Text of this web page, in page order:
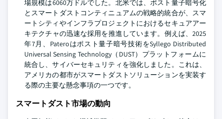
場規模は6060万ドルでした。北米では、ポスト量子暗号化
とスマートダストコンティニュアムの戦略的統合が、スマ
ートシティやインフラプロジェクトにおけるセキュアアー
キテクチャの迅速な採用を推進しています。例えば、2025
年7月、Pateroはポスト量子暗号技術をSyllego Distributed
Universal Sensing Technology（DUST）プラットフォームに
統合し、サイバーセキュリティを強化しました。これは、
アメリカの都市がスマートダストソリューションを実装す
る際の主要な懸念事項の一つです。
スマートダスト市場の動向